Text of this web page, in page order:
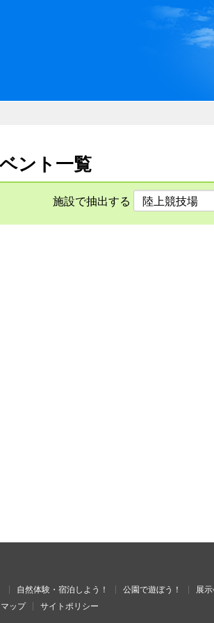
れあい公社 いしか
ント一覧
施設で抽出する
自然体験・宿泊しよう！ 公園で遊ぼう！
展
ップ サイトポリシー